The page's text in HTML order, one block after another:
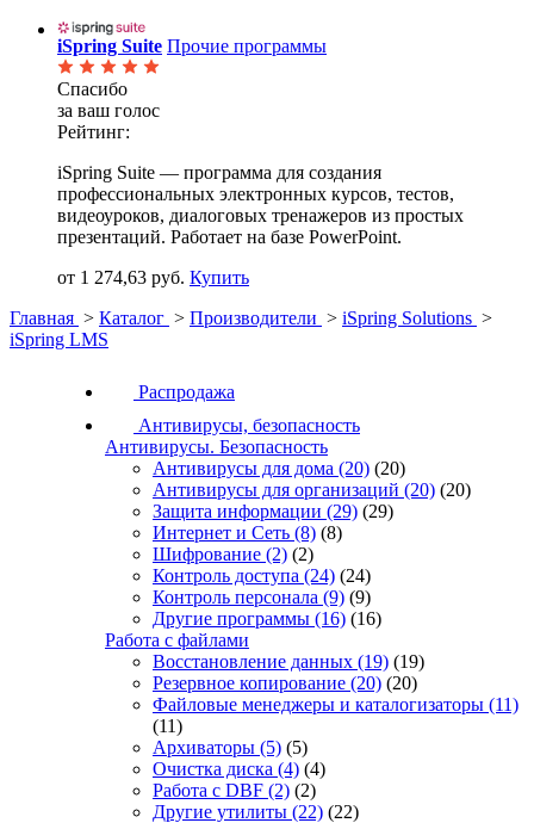
iSpring Suite Прочие программы
Спасибо
за ваш голос
Рейтинг:
iSpring Suite — программа для создания
профессиональных электронных курсов, тестов,
видеоуроков, диалоговых тренажеров из простых
презентаций. Работает на базе PowerPoint.
от 1 274,63 руб. Купить
Главная > Каталог > Производители > iSpring Solutions >
iSpring LMS
Распродажа
Антивирусы, безопасность
Антивирусы. Безопасность
Антивирусы для дома (20) (20)
Антивирусы для организаций (20) (20)
Защита информации (29) (29)
Интернет и Сеть (8) (8)
Шифрование (2) (2)
Контроль доступа (24) (24)
Контроль персонала (9) (9)
Другие программы (16) (16)
Работа с файлами
Восстановление данных (19) (19)
Резервное копирование (20) (20)
Файловые менеджеры и каталогизаторы (11)
(11)
Архиваторы (5) (5)
Очистка диска (4) (4)
Работа с DBF (2) (2)
Другие утилиты (22) (22)